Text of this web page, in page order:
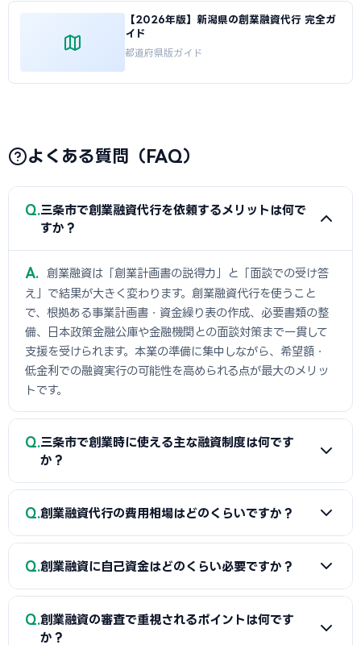
【2026年版】新潟県の創業融資代行 完全ガ
イド
都道府県版ガイド
よくある質問（FAQ）
Q 三条市で創業融資代行を依頼するメリットは何で
すか？
A
創業融資は「創業計画書の説得力」と「面談での受け答
え」で結果が大きく変わります。創業融資代行を使うこと
で、根拠ある事業計画書・資金繰り表の作成、必要書類の整
備、日本政策金融公庫や金融機関との面談対策まで一貫して
支援を受けられます。本業の準備に集中しながら、希望額・
低金利での融資実行の可能性を高められる点が最大のメリッ
トです。
Q 三条市で創業時に使える主な融資制度は何です
か？
A
日本政策金融公庫の「新規開業資金」、信用保証協会の
薦の「マル経融資」などが中心です。実績の浅い創業期で
も、原則無担保・無保証人で利用できる制度が複数ありま
Q 創業融資代行の費用相場はどのくらいですか？
A
一般的に「着手金（無料〜数万円）＋成功報酬（融資実
所もあります。融資額や難易度で異なるため、契約前に見積
もりと報酬条件を必ず確認しましょう。当サイトでは三条市
に対応した実績豊富な専門家を無料でご紹介しています。
Q 創業融資に自己資金はどのくらい必要ですか？
A
制度上の自己資金要件は緩和傾向にありますが、実務で
は希望融資額の1〜3割程度の自己資金があると審査で有利と
Q 創業融資の審査で重視されるポイントは何です
か？